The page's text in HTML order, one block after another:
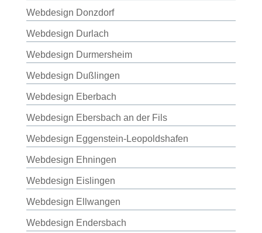
Webdesign Donzdorf
Webdesign Durlach
Webdesign Durmersheim
Webdesign Dußlingen
Webdesign Eberbach
Webdesign Ebersbach an der Fils
Webdesign Eggenstein-Leopoldshafen
Webdesign Ehningen
Webdesign Eislingen
Webdesign Ellwangen
Webdesign Endersbach